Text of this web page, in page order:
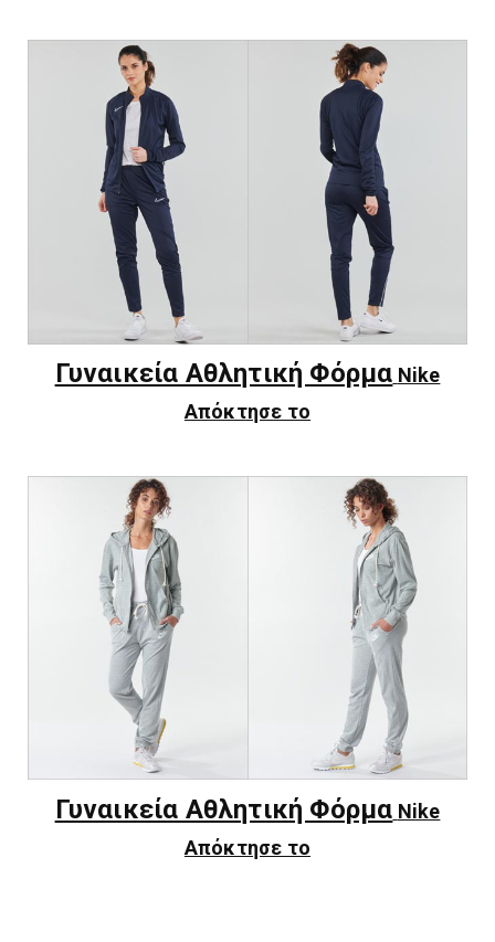
Γυναικεία Αθλητική Φόρμα Nike
Απόκτησε το
Γυναικεία Αθλητική Φόρμα Nike
Απόκτησε το